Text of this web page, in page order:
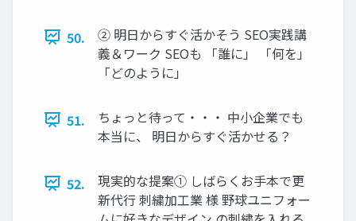
50.
② 明日からすぐ活かそう SEO実践講
義＆ワーク SEOも 「誰に」 「何を」
「どのように」
51.
ちょっと待って・・・ 中小企業でも
本当に、 明日からすぐ活かせる？
52.
現実的な提案① しばらくお手本で更
新代行 刺繍加工業 様 野球ユニフォー